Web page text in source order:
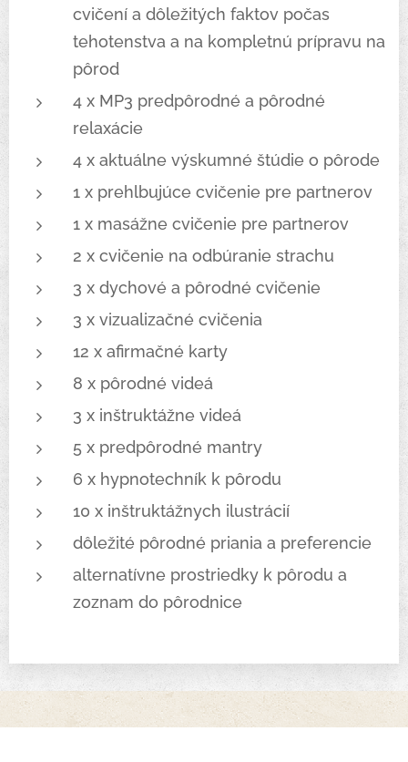
cvičení a dôležitých faktov počas
tehotenstva a na kompletnú prípravu na
pôrod
4 x MP3 predpôrodné a pôrodné
relaxácie
4 x aktuálne výskumné štúdie o pôrode
1 x prehlbujúce cvičenie pre partnerov
1 x masážne cvičenie pre partnerov
2 x cvičenie na odbúranie strachu
3 x dychové a pôrodné cvičenie
3 x vizualizačné cvičenia
12 x afirmačné karty
8 x pôrodné videá
3 x inštruktážne videá
5 x predpôrodné mantry
6 x hypnotechník k pôrodu
10 x inštruktážnych ilustrácií
dôležité pôrodné priania a preferencie
alternatívne prostriedky k pôrodu a
zoznam do pôrodnice